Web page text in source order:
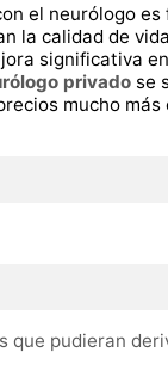
el neurólogo
la calidad de
significativa
privado se
mucho
que pudieran